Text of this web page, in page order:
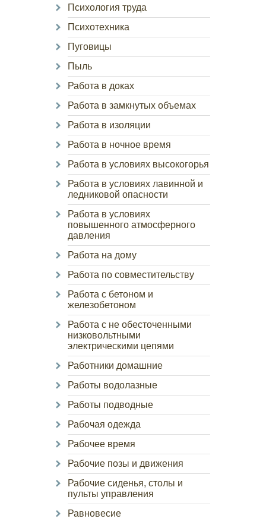
Психология труда
Психотехника
Пуговицы
Пыль
Работа в доках
Работа в замкнутых объемах
Работа в изоляции
Работа в ночное время
Работа в условиях высокогорья
Работа в условиях лавинной и
ледниковой опасности
Работа в условиях
повышенного атмосферного
давления
Работа на дому
Работа по совместительству
Работа с бетоном и
железобетоном
Работа с не обесточенными
низковольтными
электрическими цепями
Работники домашние
Работы водолазные
Работы подводные
Рабочая одежда
Рабочее время
Рабочие позы и движения
Рабочие сиденья, столы и
пульты управления
Равновесие